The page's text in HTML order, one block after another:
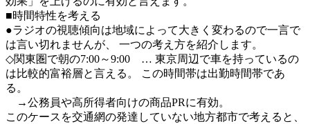
■時間特性を考える
●ラジオの視聴傾向は地域によって大きく変わるので一言で
は言い切れませんが、 一つの考え方を紹介します。
◇関東圏で朝の7:00～9:00 … 東京周辺で車を持っているの
は比較的富裕層と言える。 この時間帯は出勤時間帯であ
る。
→公務員や高所得者向けの商品PRに有効。
このケースを交通網の発達していない地方都市で考えると、